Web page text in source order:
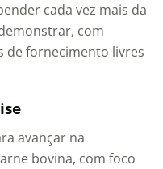
cada vez mais da
com
de fornecimento livres
avançar na
bovina, com foco